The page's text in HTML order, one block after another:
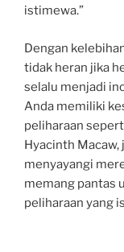
istimewa.”
Dengan
tidak heran jika
selalu menjadi
Anda memiliki
peliharaan
Hyacinth
menyayangi
memang pantas
peliharaan yang